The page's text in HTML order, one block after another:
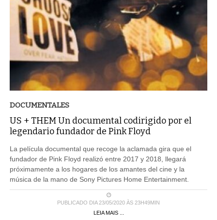
US + THEM Un documental codirigido por el
legendario fundador de Pink Floyd
La película documental que recoge la aclamada gira que el
fundador de Pink Floyd realizó entre 2017 y 2018, llegará
próximamente a los hogares de los amantes del cine y la
música de la mano de Sony Pictures Home Entertainment.
PUBLICADO DIA 23/05/2020 ÀS 23H49MIN
LEIA MAIS ...